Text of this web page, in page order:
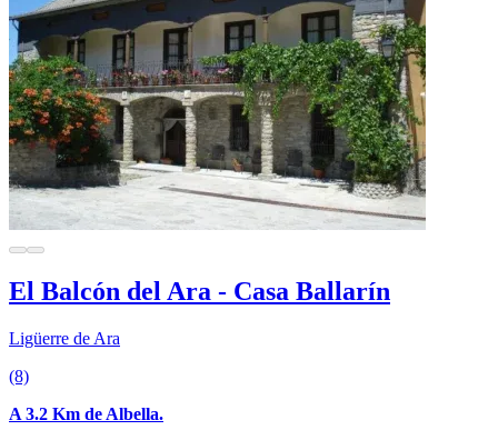
El Balcón del Ara - Casa Ballarín
Ligüerre de Ara
(8)
A 3.2 Km de Albella.